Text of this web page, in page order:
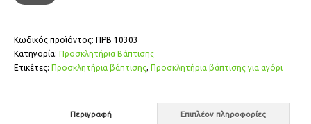
Κωδικός προϊόντος: ΠΡΒ 10303
Κατηγορία: Προσκλητήρια Βάπτισης
Ετικέτες: Προσκλητήρια βάπτισης, Προσκλητήρια βάπτισης για αγόρι
Περιγραφή Επιπλέον πληροφορίες